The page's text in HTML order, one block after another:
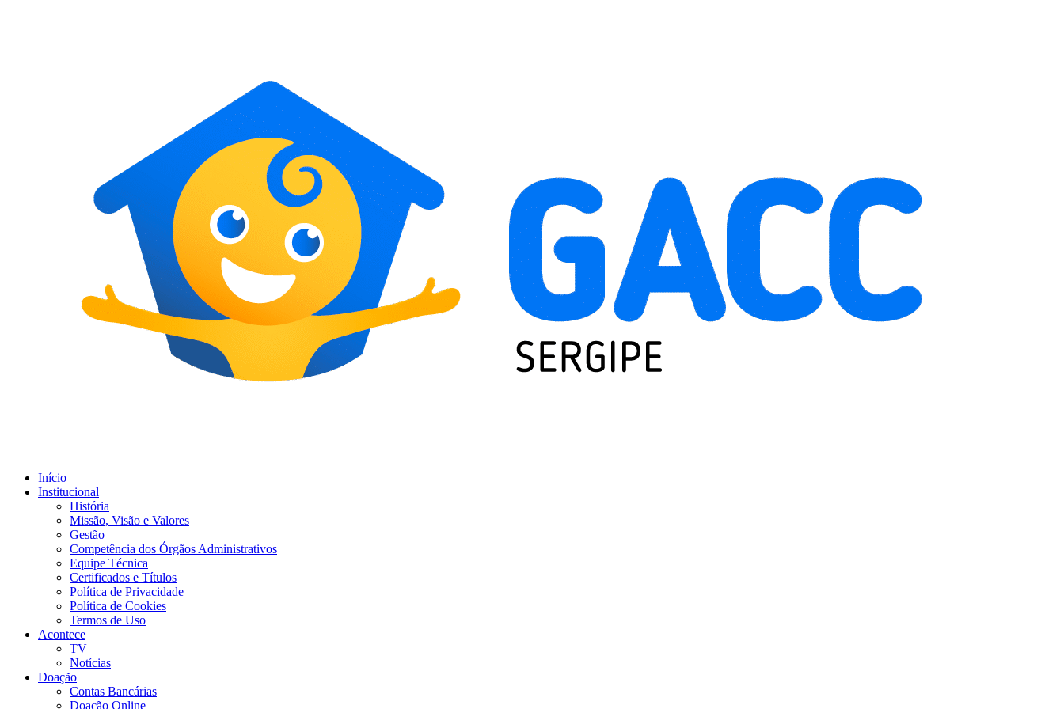
Início
Institucional
História
Missão, Visão e Valores
Gestão
Competência dos Órgãos Administrativos
Equipe Técnica
Certificados e Títulos
Política de Privacidade
Política de Cookies
Termos de Uso
Acontece
TV
Notícias
Doação
Contas Bancárias
Doação Online